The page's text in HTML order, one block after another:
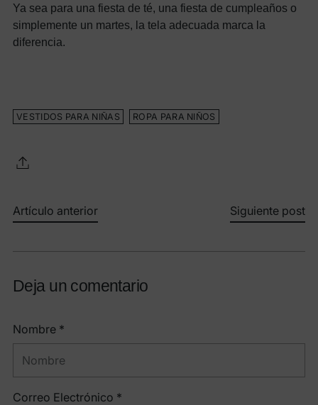
Ya sea para una fiesta de té, una fiesta de cumpleaños o
simplemente un martes, la tela adecuada marca la
diferencia.
VESTIDOS PARA NIÑAS ROPA PARA NIÑOS
Artículo anterior Siguiente post
Deja un comentario
Nombre *
Correo Electrónico *